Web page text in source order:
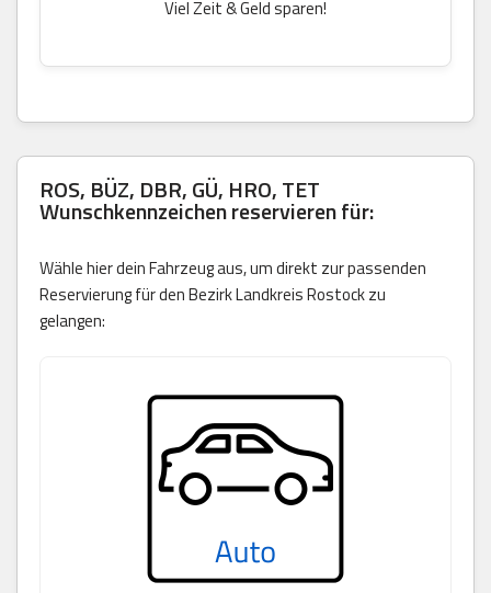
Viel Zeit & Geld sparen!
ROS, BÜZ, DBR, GÜ, HRO, TET
Wunschkennzeichen reservieren für:
Wähle hier dein Fahrzeug aus, um direkt zur passenden
Reservierung für den Bezirk Landkreis Rostock zu
gelangen: